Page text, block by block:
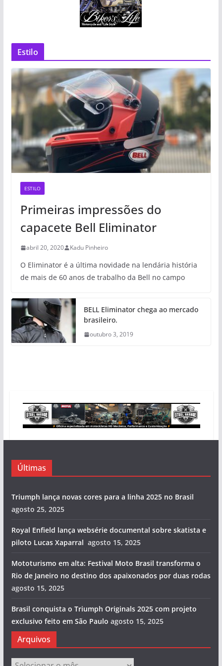
Estilo
ESTILO
Primeiras impressões do
capacete Bell Eliminator
abril 20, 2020 Kadu Pinheiro
O Eliminator é a última novidade na lendária história
de mais de 60 anos de trabalho da Bell no campo
BELL Eliminator chega ao mercado
brasileiro.
outubro 3, 2019
Últimas
Triumph lança novas cores para a linha 2025 no Brasil
agosto 25, 2025
Royal Enfield lança websérie documental sobre skatista e
piloto Lucas Xaparral agosto 15, 2025
Mototurismo em alta: Festival Moto Brasil transforma o
Rio de Janeiro no destino dos apaixonados por duas rodas
agosto 15, 2025
Brasil conquista o Triumph Originals 2025 com projeto
exclusivo feito em São Paulo agosto 15, 2025
Arquivos
Arquivos